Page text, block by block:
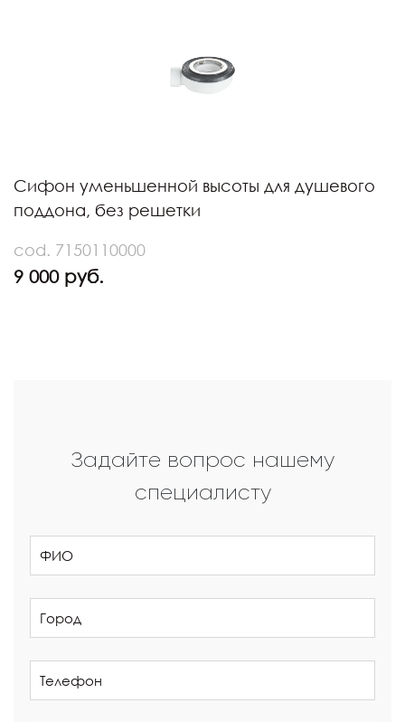
Сифон уменьшенной высоты для душевого
поддона, без решетки
cod. 7150110000
9 000 руб.
Задайте вопрос нашему
специалисту